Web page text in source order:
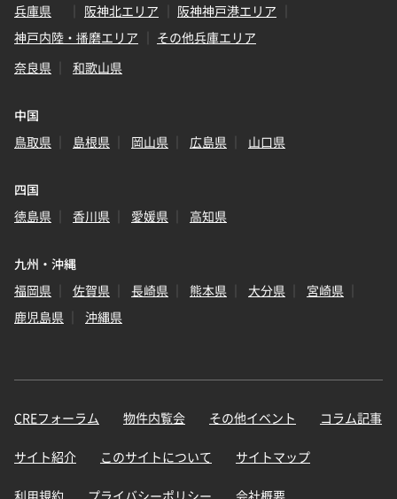
兵庫県
阪神北エリア
阪神神戸港エリア
神戸内陸・播磨エリア
その他兵庫エリア
奈良県
和歌山県
中国
鳥取県
島根県 岡山県 広島県 山口県
四国
徳島県
香川県 愛媛県 高知県
九州・沖縄
福岡県
佐賀県 長崎県 熊本県 大分県
宮崎県
鹿児島県
沖縄県
CREフォーラム 物件内覧会 その他イベント コラム記事
サイト紹介 このサイトについて サイトマップ
利用規約 プライバシーポリシー 会社概要